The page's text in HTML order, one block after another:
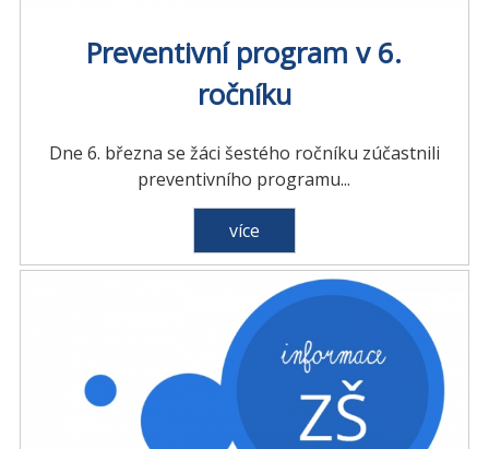
Preventivní program v 6.
ročníku
Dne 6. března se žáci šestého ročníku zúčastnili
preventivního programu...
více